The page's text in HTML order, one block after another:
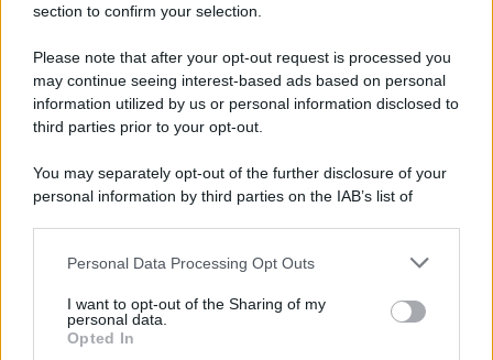
section to confirm your selection.
Please note that after your opt-out request is processed you
may continue seeing interest-based ads based on personal
information utilized by us or personal information disclosed to
third parties prior to your opt-out.
You may separately opt-out of the further disclosure of your
personal information by third parties on the IAB’s list of
This information may also be disclosed by us to third parties
disclose it to other third parties.
Please note that this website/app uses one or more Google
Personal Data Processing Opt Outs
I want to opt-out of the Sharing of my
personal data.
Opted In
Newz Ohio
Gameland
Hig Tech Mag
Scoop Mag
Lgbtqia News
Motors Magazine 365
Day Travel 365
Home Magazine 365
Cineverse Magazine